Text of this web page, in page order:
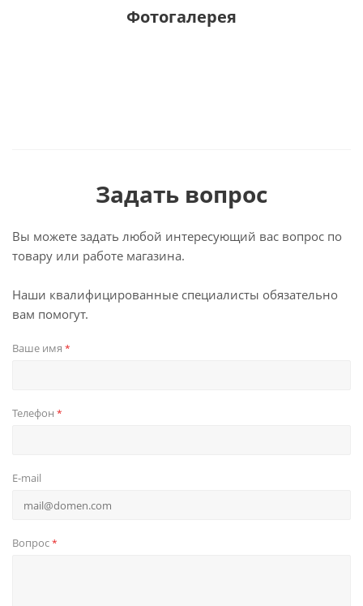
Фотогалерея
Задать вопрос
Вы можете задать любой интересующий вас вопрос по
товару или работе магазина.
Наши квалифицированные специалисты обязательно
вам помогут.
Ваше имя *
Телефон *
E-mail
Вопрос*